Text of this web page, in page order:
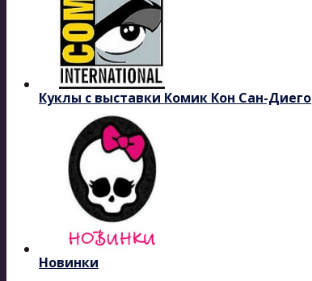
Куклы с выставки Комик Кон Сан-Диего
Новинки